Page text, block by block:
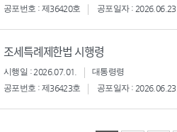
공포번호 : 제36420호
공포일자 : 2026.06.23.
조세특례제한법 시행령
시행일 : 2026.07.01.
대통령령
공포번호 : 제36423호
공포일자 : 2026.06.23.